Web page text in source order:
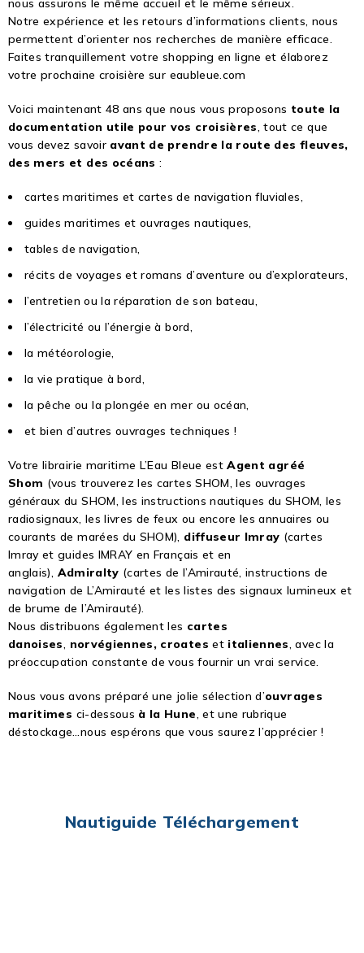
nous assurons le même accueil et le même sérieux.
Notre expérience et les retours d’informations clients, nous
permettent d’orienter nos recherches de manière efficace.
Faites tranquillement votre shopping en ligne et élaborez
votre prochaine croisière sur eaubleue.com
Voici maintenant 48 ans que nous vous proposons toute la
documentation utile pour vos croisières, tout ce que
vous devez savoir avant de prendre la route des fleuves,
des mers et des océans :
cartes maritimes et cartes de navigation fluviales,
guides maritimes et ouvrages nautiques,
tables de navigation,
récits de voyages et romans d’aventure ou d’explorateurs,
l’entretien ou la réparation de son bateau,
l’électricité ou l’énergie à bord,
la météorologie,
la vie pratique à bord,
la pêche ou la plongée en mer ou océan,
et bien d’autres ouvrages techniques !
Votre librairie maritime L’Eau Bleue estAgent agréé
Shom (vous trouverez les cartes SHOM, les ouvrages
généraux du SHOM, les instructions nautiques du SHOM, les
radiosignaux, les livres de feux ou encore les annuaires ou
courants de marées du SHOM), diffuseur Imray (cartes
Imray et guides IMRAY en Français et en
anglais), Admiralty (cartes de l’Amirauté, instructions de
navigation de L’Amirauté et les listes des signaux lumineux et
de brume de l’Amirauté).
Nous distribuons également les cartes
danoises, norvégiennes, croates etitaliennes, avec la
préoccupation constante de vous fournir un vrai service.
Nous vous avons préparé une jolie sélection d’ouvrages
maritimes ci-dessous à la Hune, et une rubrique
déstockage…nous espérons que vous saurez l’apprécier !
Nautiguide Téléchargement